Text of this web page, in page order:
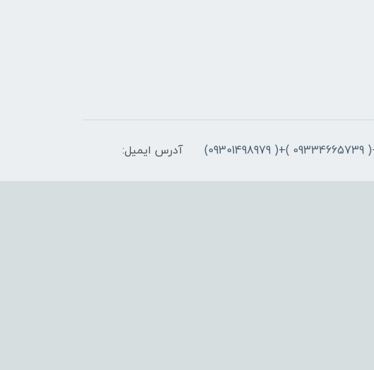
آدرس ایمیل: